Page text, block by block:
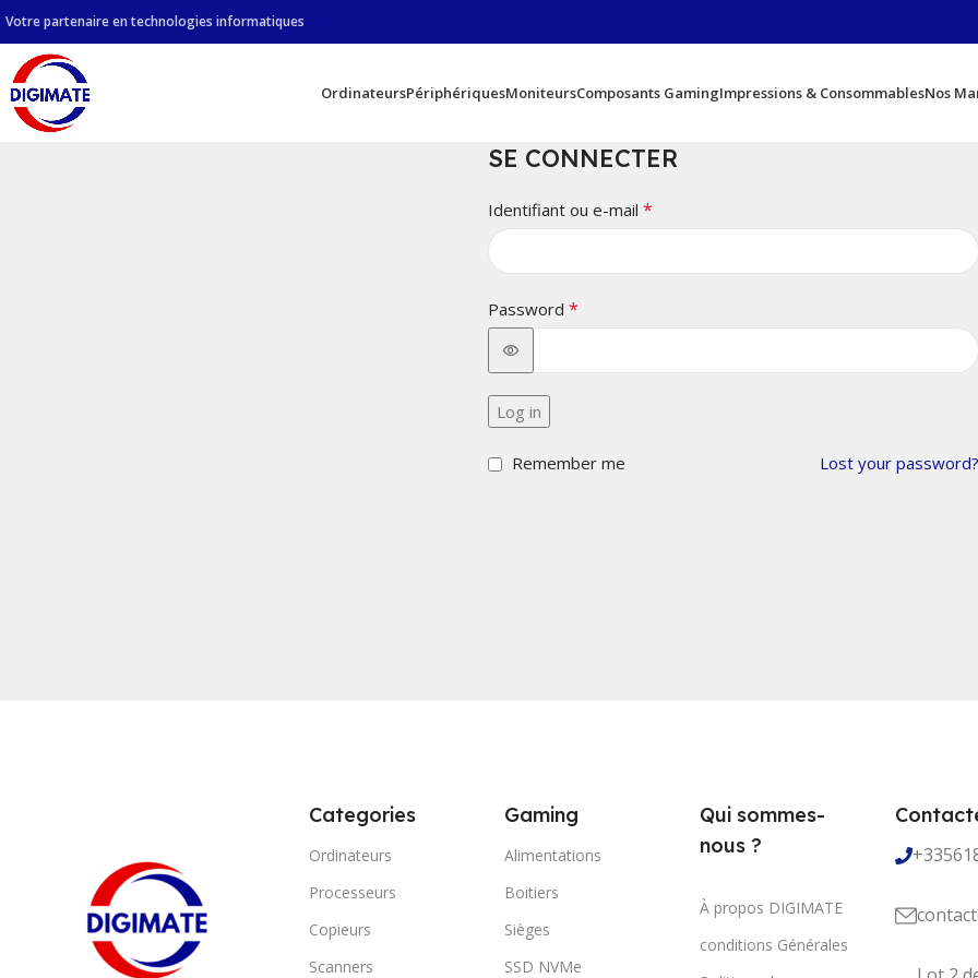
Votre partenaire en technologies informatiques
OrdinateursPériphériquesMoniteursComposants GamingImpressions & ConsommablesNos
SE CONNECTER
Identifiant ou e-mail *
Password *
Log in
Lost your password?
Remember me
Categories
Ordinateurs
Processeurs
Copieurs
Scanners
Gaming
Alimentations
Boitiers
Sièges
SSD NVMe
Qui sommes-
nous ?
À propos DIGIMATE
conditions Générales